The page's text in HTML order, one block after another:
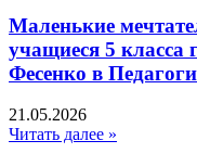
Маленькие
учащиеся 5
Фесенко в
21.05.2026
Читать далее »